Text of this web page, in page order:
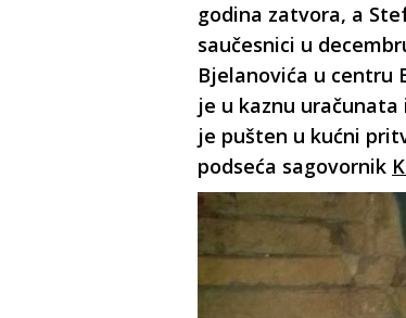
godina zatvora, a
saučesnici u
Bjelanovića u centru
je u kaznu
je pušten u kućni
podseća sagovornik